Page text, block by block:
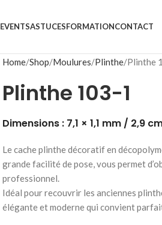
EVENTSASTUCESFORMATIONCONTACT
Home Shop Moulures Plinthe Plinthe
Plinthe 103-1
Dimensions : 7,1 × 1,1 mm / 2,9
Le cache plinthe décoratif en
grande facilité de pose, vous permet
professionnel.
Idéal pour recouvrir les anciennes
élégante et moderne qui convient